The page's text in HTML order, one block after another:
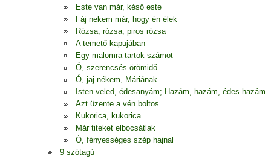
Este van már, késő este
Fáj nekem már, hogy én élek
Rózsa, rózsa, piros rózsa
A temető kapujában
Egy malomra tartok számot
Ó, szerencsés örömidő
Ó, jaj nékem, Máriának
Isten veled, édesanyám; Hazám, hazám, édes hazám
Azt üzente a vén boltos
Kukorica, kukorica
Már titeket elbocsátlak
Ó, fényességes szép hajnal
9 szótagú